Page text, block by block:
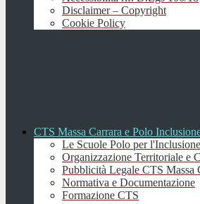
Disclaimer – Copyright
Cookie Policy
CTS Massa Carrara e Polo
Le Scuole Polo per l'Inclusione
Organizzazione Territoriale e
Pubblicità Legale CTS Massa
Normativa e Documentazione
Formazione CTS